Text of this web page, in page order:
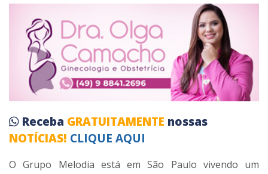
Receba GRATUITAMENTE nossas
NOTÍCIAS! CLIQUE AQUI
O Grupo Melodia está em São Paulo vivendo um